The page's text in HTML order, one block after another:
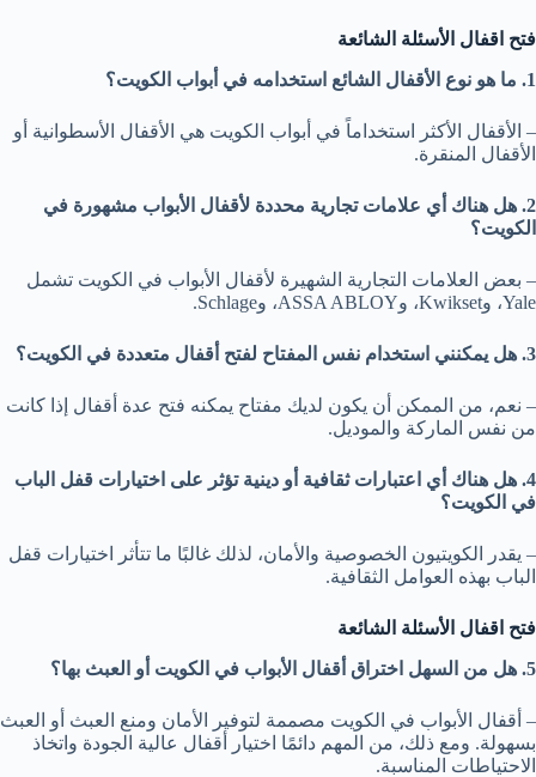
فتح اقفال الأسئلة الشائعة
1. ما هو نوع الأقفال الشائع استخدامه في أبواب الكويت؟
– الأقفال الأكثر استخداماً في أبواب الكويت هي الأقفال الأسطوانية أو
الأقفال المنقرة.
2. هل هناك أي علامات تجارية محددة لأقفال الأبواب مشهورة في
الكويت؟
– بعض العلامات التجارية الشهيرة لأقفال الأبواب في الكويت تشمل
Yale، وKwikset، وASSA ABLOY، وSchlage.
3. هل يمكنني استخدام نفس المفتاح لفتح أقفال متعددة في الكويت؟
– نعم، من الممكن أن يكون لديك مفتاح يمكنه فتح عدة أقفال إذا كانت
من نفس الماركة والموديل.
4. هل هناك أي اعتبارات ثقافية أو دينية تؤثر على اختيارات قفل الباب
في الكويت؟
– يقدر الكويتيون الخصوصية والأمان، لذلك غالبًا ما تتأثر اختيارات قفل
الباب بهذه العوامل الثقافية.
فتح اقفال الأسئلة الشائعة
5. هل من السهل اختراق أقفال الأبواب في الكويت أو العبث بها؟
– أقفال الأبواب في الكويت مصممة لتوفير الأمان ومنع العبث أو العبث
بسهولة. ومع ذلك، من المهم دائمًا اختيار أقفال عالية الجودة واتخاذ
الاحتياطات المناسبة.